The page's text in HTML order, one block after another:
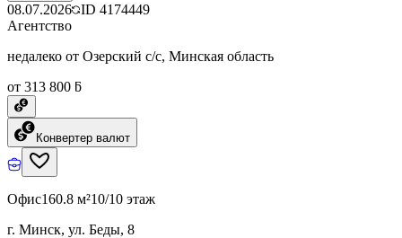
08.07.2026 ID 4174449
Агентство
недалеко от Озерский с/с, Минская область
от 313 800 ƃ
Конвертер валют
Офис160.8 м²10/10 этаж
г. Минск, ул. Беды, 8